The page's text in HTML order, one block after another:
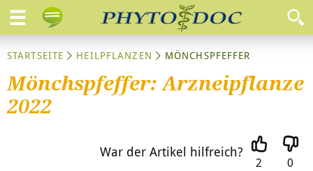
STARTSEITE HEILPFLANZEN MÖNCHSPFEFFER
Mönchspfeffer: Arzneipflanze
2022
War der Artikel hilfreich?
2 0